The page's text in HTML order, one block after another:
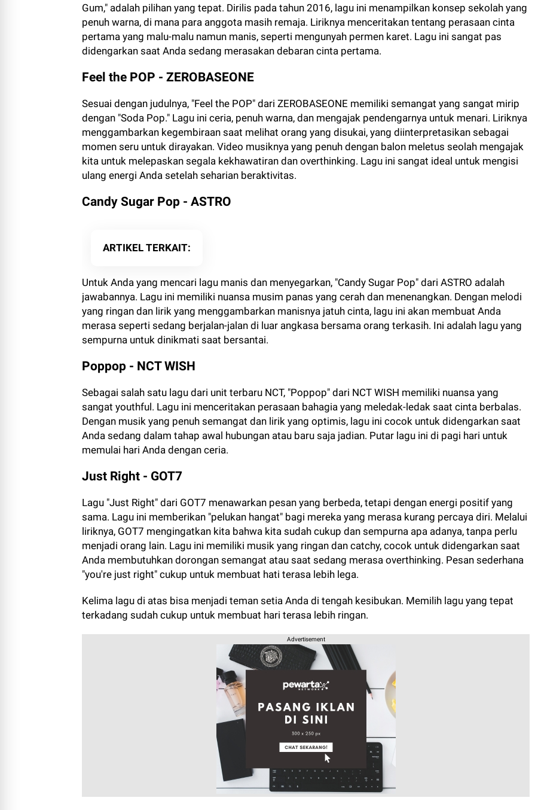
Gum," adalah pilihan yang tepat. Dirilis pada tahun 2016, lagu ini menampilkan konsep sekolah yang
penuh warna, di mana para anggota masih remaja. Liriknya menceritakan tentang perasaan cinta
pertama yang malu-malu namun manis, seperti mengunyah permen karet. Lagu ini sangat pas
didengarkan saat Anda sedang merasakan debaran cinta pertama.
Feel the POP - ZEROBASEONE
Sesuai dengan judulnya, "Feel the POP" dari ZEROBASEONE memiliki semangat yang sangat mirip
dengan "Soda Pop." Lagu ini ceria, penuh warna, dan mengajak pendengarnya untuk menari. Liriknya
menggambarkan kegembiraan saat melihat orang yang disukai, yang diinterpretasikan sebagai
momen seru untuk dirayakan. Video musiknya yang penuh dengan balon meletus seolah mengajak
kita untuk melepaskan segala kekhawatiran dan overthinking. Lagu ini sangat ideal untuk mengisi
ulang energi Anda setelah seharian beraktivitas.
Candy Sugar Pop - ASTRO
ARTIKEL TERKAIT
Untuk Anda yang mencari lagu manis dan menyegarkan, "Candy Sugar Pop" dari ASTRO adalah
jawabannya. Lagu ini memiliki nuansa musim panas yang cerah dan menenangkan. Dengan melodi
yang ringan dan lirik yang menggambarkan manisnya jatuh cinta, lagu ini akan membuat Anda
merasa seperti sedang berjalan-jalan di luar angkasa bersama orang terkasih. Ini adalah lagu yang
sempurna untuk dinikmati saat bersantai.
Poppop - NCT WISH
Sebagai salah satu lagu dari unit terbaru NCT, "Poppop" dari NCT WISH memiliki nuansa yang
sangat youthful. Lagu ini menceritakan perasaan bahagia yang meledak-ledak saat cinta berbalas.
Dengan musik yang penuh semangat dan lirik yang optimis, lagu ini cocok untuk didengarkan saat
Anda sedang dalam tahap awal hubungan atau baru saja jadian. Putar lagu ini di pagi hari untuk
memulai hari Anda dengan ceria.
Just Right - GOT7
Lagu "Just Right" dari GOT7 menawarkan pesan yang berbeda, tetapi dengan energi positif yang
sama. Lagu ini memberikan "pelukan hangat" bagi mereka yang merasa kurang percaya diri. Melalui
liriknya, GOT7 mengingatkan kita bahwa kita sudah cukup dan sempurna apa adanya, tanpa perlu
menjadi orang lain. Lagu ini memiliki musik yang ringan dan catchy, cocok untuk didengarkan saat
Anda membutuhkan dorongan semangat atau saat sedang merasa overthinking. Pesan sederhana
"you're just right" cukup untuk membuat hati terasa lebih lega.
Kelima lagu di atas bisa menjadi teman setia Anda di tengah kesibukan. Memilih lagu yang tepat
terkadang sudah cukup untuk membuat hari terasa lebih ringan.
Advertisement